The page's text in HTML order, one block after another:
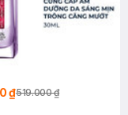
₫519.000 ₫